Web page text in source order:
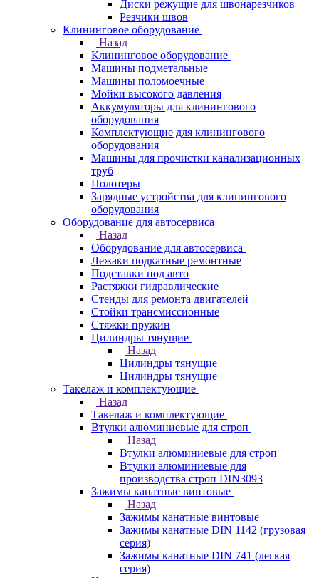
Диски режущие для швонарезчиков
Резчики швов
Клининговое оборудование
Назад
Клининговое оборудование
Машины подметальные
Машины поломоечные
Мойки высокого давления
Аккумуляторы для клинингового
оборудования
Комплектующие для клинингового
оборудования
Машины для прочистки канализационных
труб
Полотеры
Зарядные устройства для клинингового
оборудования
Оборудование для автосервиса
Назад
Оборудование для автосервиса
Лежаки подкатные ремонтные
Подставки под авто
Растяжки гидравлические
Стенды для ремонта двигателей
Стойки трансмиссионные
Стяжки пружин
Цилиндры тянущие
Назад
Цилиндры тянущие
Цилиндры тянущие
Такелаж и комплектующие
Назад
Такелаж и комплектующие
Втулки алюминиевые для строп
Назад
Втулки алюминиевые для строп
Втулки алюминиевые для
производства строп DIN3093
Зажимы канатные винтовые
Назад
Зажимы канатные винтовые
Зажимы канатные DIN 1142 (грузовая
серия)
Зажимы канатные DIN 741 (легкая
серия)